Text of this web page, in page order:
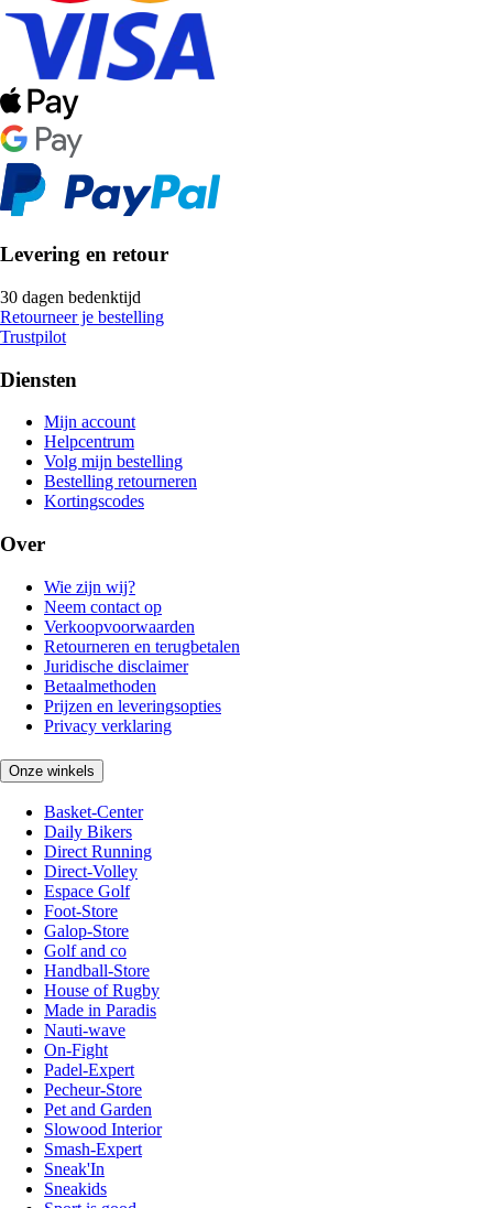
Levering en retour
30 dagen bedenktijd
Retourneer je bestelling
Trustpilot
Diensten
Mijn account
Helpcentrum
Volg mijn bestelling
Bestelling retourneren
Kortingscodes
Over
Wie zijn wij?
Neem contact op
Verkoopvoorwaarden
Retourneren en terugbetalen
Juridische disclaimer
Betaalmethoden
Prijzen en leveringsopties
Privacy verklaring
Onze winkels
Basket-Center
Daily Bikers
Direct Running
Direct-Volley
Espace Golf
Foot-Store
Galop-Store
Golf and co
Handball-Store
House of Rugby
Made in Paradis
Nauti-wave
On-Fight
Padel-Expert
Pecheur-Store
Pet and Garden
Slowood Interior
Smash-Expert
Sneak'In
Sneakids